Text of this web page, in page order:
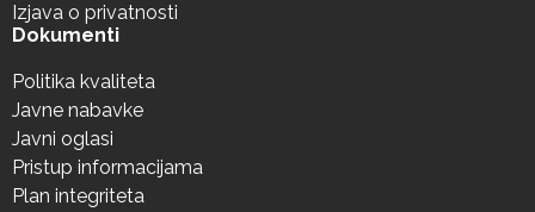
Izjava o privatnosti
Dokumenti
Politika kvaliteta
Javne nabavke
Javni oglasi
Pristup informacijama
Plan integriteta